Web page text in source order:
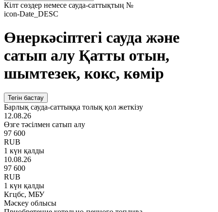
Кілт сөздер немесе сауда-саттықтың №
icon-Date_DESC
Өнеркәсіптегі сауда және
сатып алу Қатты отын,
шымтезек, кокс, көмір
Тегін бастау
Барлық сауда-саттыққа толық қол жеткізу
12.08.26
Өзге тәсілмен сатып алу
97 600
RUB
1 күн қалды
10.08.26
97 600
RUB
1 күн қалды
Кгцбс, МБУ
Мәскеу облысы